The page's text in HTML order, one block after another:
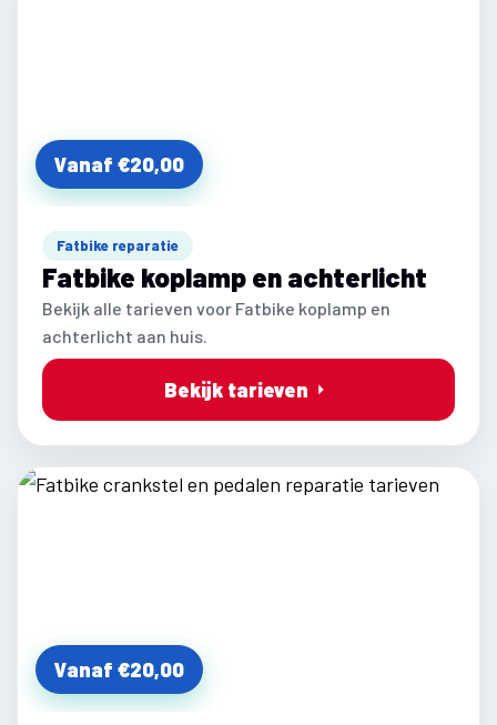
Vanaf €20,00
Fatbike reparatie
Fatbike koplamp en achterlicht
Bekijk alle tarieven voor Fatbike koplamp en
achterlicht aan huis.
Bekijk tarieven
Vanaf €20,00